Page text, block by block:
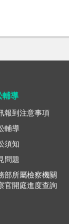
輔導
報到注意事項
輔導
須知
問題
部所屬檢察機關
官開庭進度查詢